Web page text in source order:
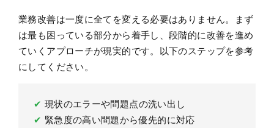
業務改善は一度に全てを変える必要はありません。まず
は最も困っている部分から着手し、段階的に改善を進め
ていくアプローチが現実的です。以下のステップを参考
にしてください。
✔ 現状のエラーや問題点の洗い出し
✔ 緊急度の高い問題から優先的に対応